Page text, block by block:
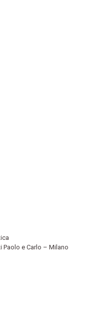
Paolo e Carlo – Milano